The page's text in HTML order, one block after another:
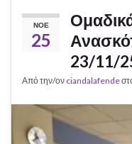
ΝΟΈ
25
23/11/
Από την/ον ciandalafende